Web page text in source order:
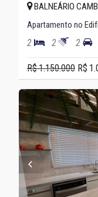
BALNEÁRIO
Apartamento no
2 2 2
R$ 1.150.000 R$